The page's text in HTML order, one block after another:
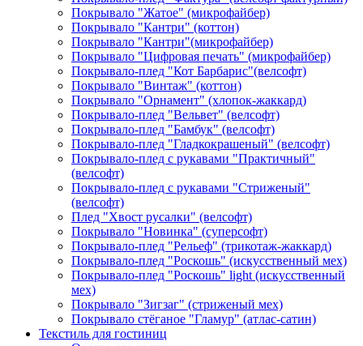
Покрывало "Жатое" (микрофайбер)
Покрывало "Кантри" (коттон)
Покрывало "Кантри"(микрофайбер)
Покрывало "Цифровая печать" (микрофайбер)
Покрывало-плед "Кот Барбарис"(велсофт)
Покрывало "Винтаж" (коттон)
Покрывало "Орнамент" (хлопок-жаккард)
Покрывало-плед "Вельвет" (велсофт)
Покрывало-плед "Бамбук" (велсофт)
Покрывало-плед "Гладкокрашеный" (велсофт)
Покрывало-плед с рукавами "Практичный"
(велсофт)
Покрывало-плед с рукавами "Стриженый"
(велсофт)
Плед "Хвост русалки" (велсофт)
Покрывало "Новинка" (суперсофт)
Покрывало-плед "Рельеф" (трикотаж-жаккард)
Покрывало-плед "Роскошь" (искусственный мех)
Покрывало-плед "Роскошь" light (искусственный
мех)
Покрывало "Зигзаг" (стриженый мех)
Покрывало стёганое "Гламур" (атлас-сатин)
Текстиль для гостиниц